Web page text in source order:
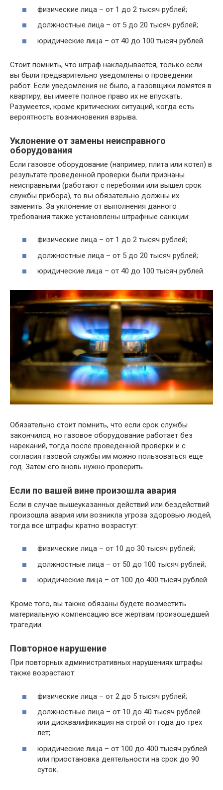
физические лица – от 1 до 2 тысяч рублей;
должностные лица – от 5 до 20 тысяч рублей;
юридические лица – от 40 до 100 тысяч рублей.
Стоит помнить, что штраф накладывается, только если
вы были предварительно уведомлены о проведении
работ. Если уведомления не было, а газовщики ломятся в
квартиру, вы имеете полное право их не впускать.
Разумеется, кроме критических ситуаций, когда есть
вероятность возникновения взрыва.
Уклонение от замены неисправного
оборудования
Если газовое оборудование (например, плита или котел) в
результате проведенной проверки были признаны
неисправными (работают с перебоями или вышел срок
службы прибора), то вы обязательно должны их
заменить. За уклонение от выполнения данного
требования также установлены штрафные санкции:
физические лица – от 1 до 2 тысяч рублей;
должностные лица – от 5 до 20 тысяч рублей;
юридические лица – от 40 до 100 тысяч рублей.
Обязательно стоит помнить, что если срок службы
закончился, но газовое оборудование работает без
нареканий, тогда после проведенной проверки и с
согласия газовой службы им можно пользоваться еще
год. Затем его вновь нужно проверить.
Если по вашей вине произошла авария
Если в случае вышеуказанных действий или бездействий
произошла авария или возникла угроза здоровью людей,
тогда все штрафы кратно возрастут:
физические лица – от 10 до 30 тысяч рублей;
должностные лица – от 50 до 100 тысяч рублей;
юридические лица – от 100 до 400 тысяч рублей.
Кроме того, вы также обязаны будете возместить
материальную компенсацию все жертвам произошедшей
трагедии.
Повторное нарушение
При повторных административных нарушениях штрафы
также возрастают:
физические лица – от 2 до 5 тысяч рублей;
должностные лица – от 10 до 40 тысяч рублей
или дисквалификация на строй от года до трех
лет;
юридические лица – от 100 до 400 тысяч рублей
или приостановка деятельности на срок до 90
суток.